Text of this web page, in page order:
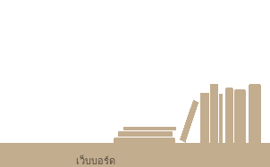
เว็บบอร์ด